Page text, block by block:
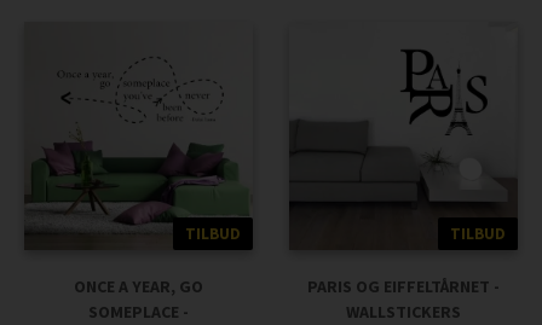
TILBUD
ONCE A YEAR, GO
SOMEPLACE -
TILBUD
PARIS OG EIFFELTÅRNET -
WALLSTICKERS